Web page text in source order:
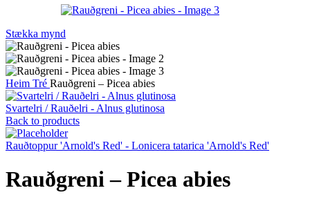
Stækka mynd
Heim Tré Rauðgreni – Picea abies
Svartelri / Rauðelri - Alnus glutinosa
Back to products
Rauðtoppur 'Arnold's Red' - Lonicera tatarica 'Arnold's Red'
Rauðgreni – Picea abies